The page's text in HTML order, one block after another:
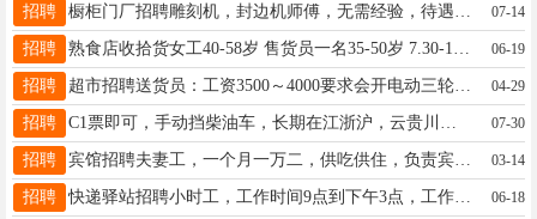
招聘 07-14
招聘 06-19
招聘 超市招聘送货员：工资3500～4000要求会开电动三轮车、有责任心者优先；中午管饭、电话；13054259985；16629653199非诚勿扰！ 04-29
招聘 07-30
招聘 宾馆招聘夫妻工，一个月一万二，供吃供住，负责宾馆房间打扫卫生，做五个人饭，要求长期稳定，工作认真。工作地点:北京，电话13051779980 03-14
招聘 快递驿站招聘小时工，工作时间9点到下午3点，工作简单不累，中午休息一个小时，适合陪读的宝妈，联系电话：13029914005 06-18